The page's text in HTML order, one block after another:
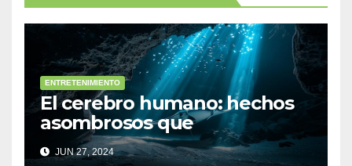
ENTRETENIMIENTO
El cerebro humano: hechos
asombrosos que
desconocías
JUN 27, 2024